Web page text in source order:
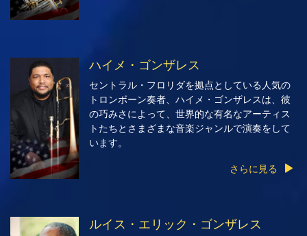
ハイメ・ゴンザレス
セントラル・フロリダを拠点としている人気の
トロンボーン奏者、ハイメ・ゴンザレスは、彼
の巧みさによって、世界的な有名なアーティス
トたちとさまざまな音楽ジャンルで演奏をして
います。
さらに見る
ルイス・エリック・ゴンザレス